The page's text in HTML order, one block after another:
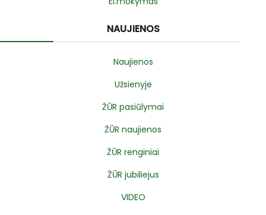
NAUJIENOS
Naujienos
Užsienyje
ŽŪR pasiūlymai
ŽŪR naujienos
ŽŪR renginiai
ŽŪR jubiliejus
VIDEO